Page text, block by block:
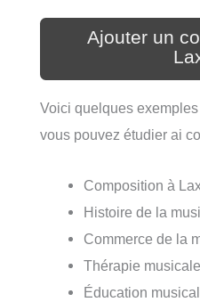
Ajouter un
Voici quelques
vous pouvez étudier ai
Composition à
Histoire de la
Commerce de la
Thérapie
Éducation